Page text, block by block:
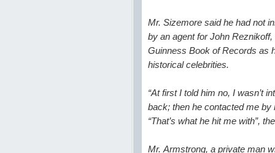
Mr. Sizemore said he had not
by an agent for John
Guinness Book of Records as
historical celebrities.
“At first I told him no, I wasn’t
back; then he contacted me by
“That’s what he hit me with”,
Mr. Armstrong, a private man